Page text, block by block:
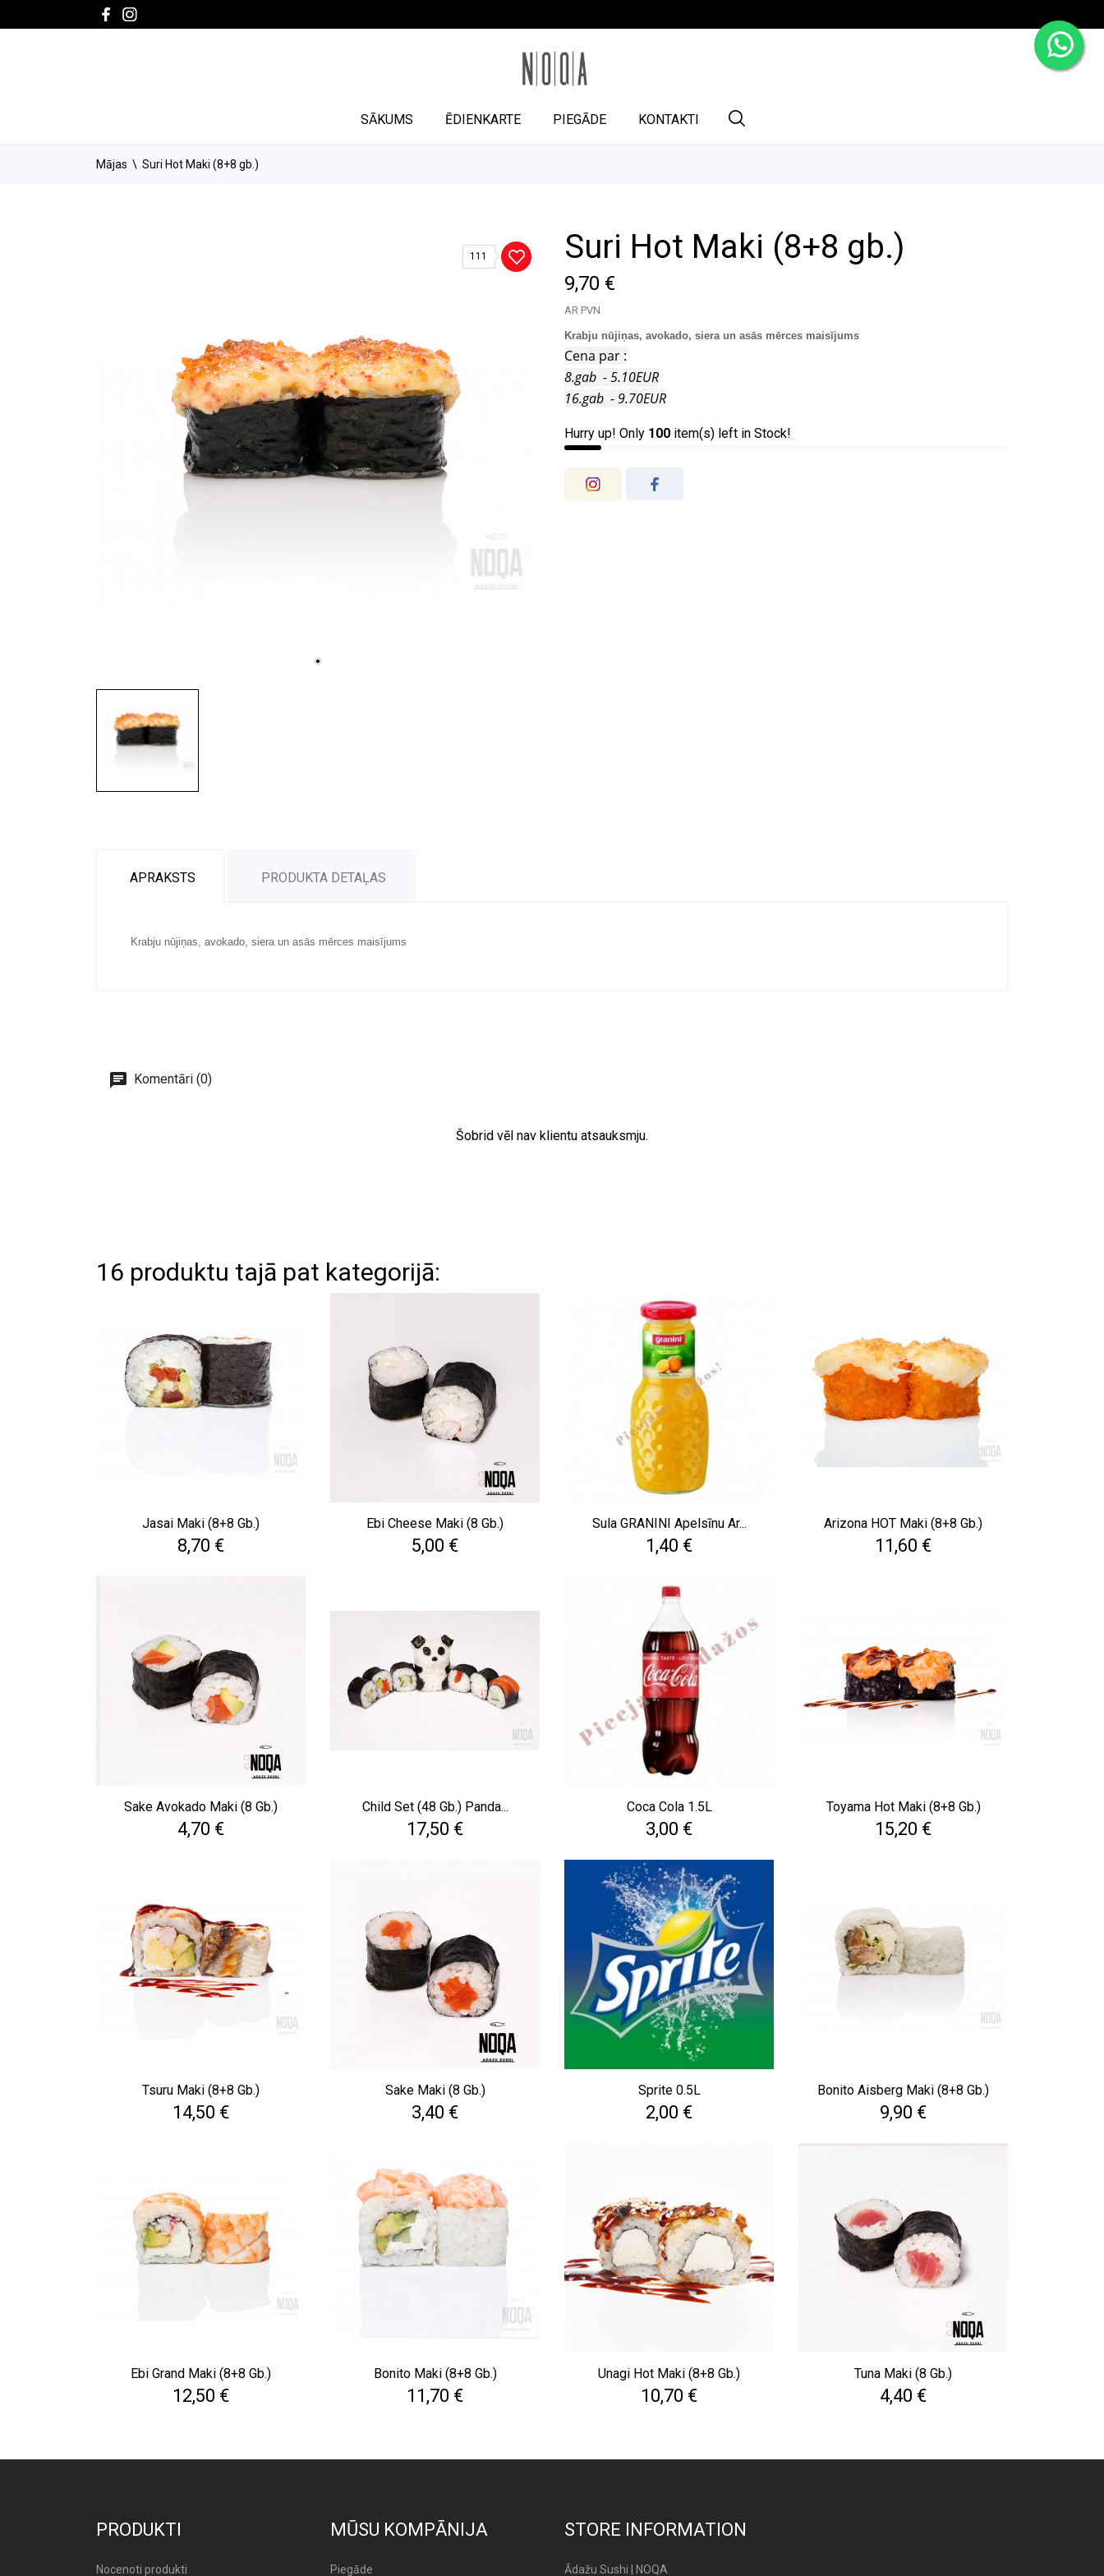
SĀKUMS ĒDIENKARTE PIEGĀDE KONTAKTI
Mājas Suri Hot Maki (8+8 gb.)
111 Suri Hot Maki (8+8 gb.)
9,70 €
AR PVN
Krabju nūjiņas, avokado, siera un asās mērces maisījums
Cena par :
8.gab - 5.10EUR
16.gab - 9.70EUR
Hurry up! Only 100 item(s) left in Stock!
APRAKSTS PRODUKTA DETAĻAS
Krabju nūjiņas, avokado, siera un asās mērces maisījums
Komentāri (0)
Šobrid vēl nav klientu atsauksmju.
16 produktu tajā pat kategorijā:
Jasai Maki (8+8 Gb.)
Cena
8,70 €
Ebi Cheese Maki (8 Gb.)
Cena
5,00 €
Sula GRANINI Apelsīnu Ar...
Cena
1,40 €
Arizona HOT Maki (8+8 Gb.)
Cena
11,60 €
Sake Avokado Maki (8 Gb.)
Cena
4,70 €
Child Set (48 Gb.) Panda...
Cena
17,50 €
Coca Cola 1.5L
Cena
3,00 €
Toyama Hot Maki (8+8 Gb.)
Cena
15,20 €
Tsuru Maki (8+8 Gb.)
Cena
14,50 €
Sake Maki (8 Gb.)
Cena
3,40 €
Sprite 0.5L
Cena
2,00 €
Bonito Aisberg Maki (8+8 Gb.)
Cena
9,90 €
Ebi Grand Maki (8+8 Gb.)
Cena
12,50 €
Bonito Maki (8+8 Gb.)
Cena
11,70 €
Unagi Hot Maki (8+8 Gb.)
Cena
10,70 €
Tuna Maki (8 Gb.)
Cena
4,40 €
PRODUKTI
Nocenoti produkti
MŪSU KOMPĀNIJA
Piegāde
STORE INFORMATION
Ādažu Sushi | NOQA